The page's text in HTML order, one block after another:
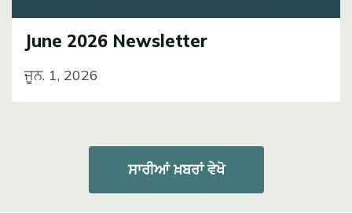
June 2026 Newsletter
ਜੂਨ. 1, 2026
ਸਾਰੀਆਂ ਖ਼ਬਰਾਂ ਵੇਖੋ